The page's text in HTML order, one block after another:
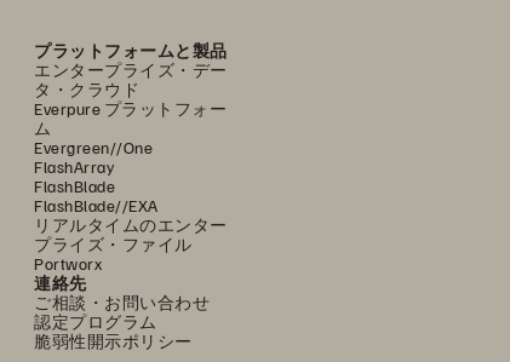
プラットフォームと製品
エンタープライズ・デー
タ・クラウド
Everpure プラットフォー
ム
Evergreen//One
FlashArray
FlashBlade
FlashBlade//EXA
リアルタイムのエンター
プライズ・ファイル
Portworx
連絡先
ご相談・お問い合わせ
認定プログラム
脆弱性開示ポリシー